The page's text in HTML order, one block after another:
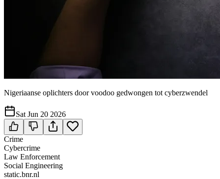
Nigeriaanse oplichters door voodoo gedwongen tot cyberzwendel
Sat Jun 20 2026
Crime
Cybercrime
Law Enforcement
Social Engineering
static.bnr.nl